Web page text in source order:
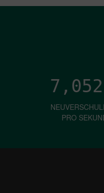
7,052
PRO